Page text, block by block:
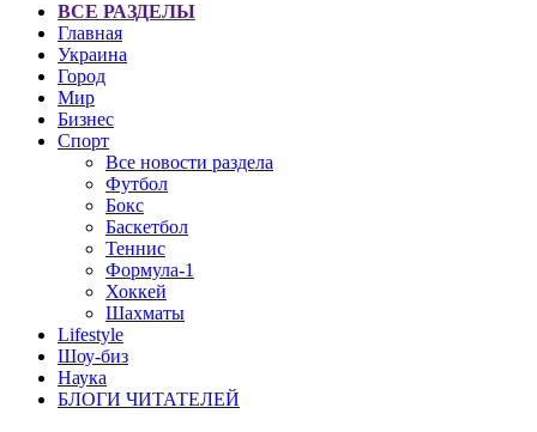
ВСЕ РАЗДЕЛЫ
Главная
Украина
Город
Мир
Бизнес
Спорт
Все новости раздела
Футбол
Бокс
Баскетбол
Теннис
Формула-1
Хоккей
Шахматы
Lifestyle
Шоу-биз
Наука
БЛОГИ ЧИТАТЕЛЕЙ